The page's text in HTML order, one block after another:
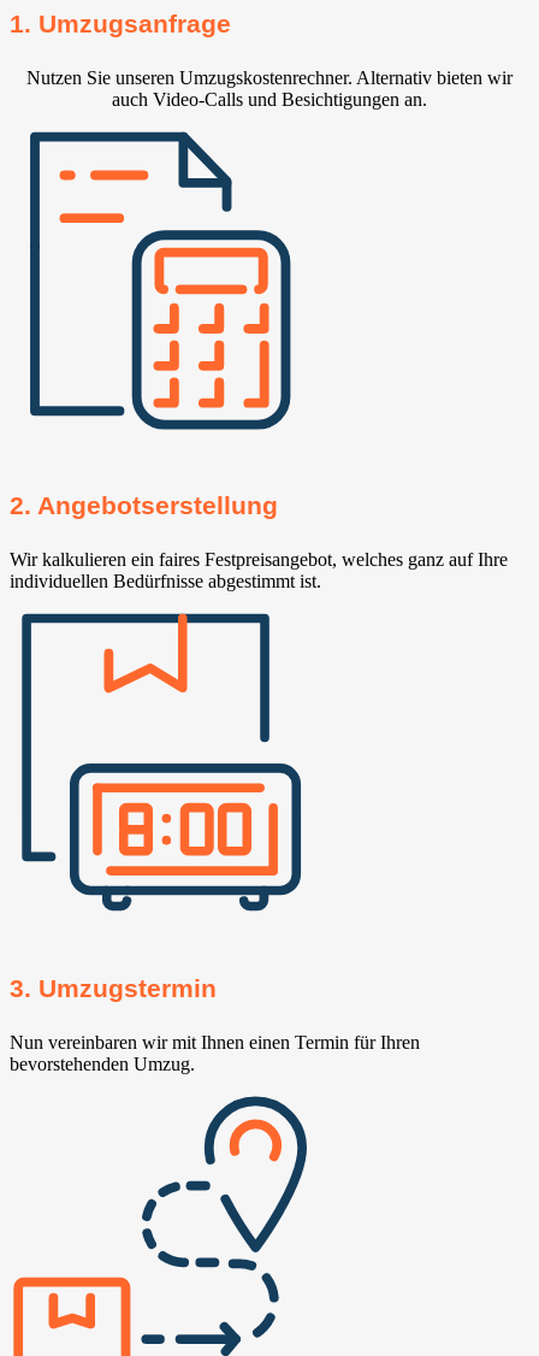
1. Umzugsanfrage
Nutzen Sie unseren Umzugskostenrechner. Alternativ bieten wir
auch Video-Calls und Besichtigungen an.
2. Angebotserstellung
Wir kalkulieren ein faires Festpreisangebot, welches ganz auf Ihre
individuellen Bedürfnisse abgestimmt ist.
3. Umzugstermin
Nun vereinbaren wir mit Ihnen einen Termin für Ihren
bevorstehenden Umzug.